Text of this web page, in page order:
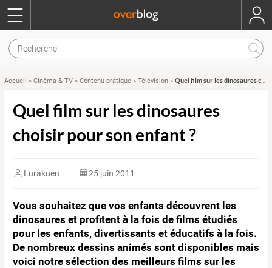
Accueil » Cinéma & TV » Contenu pratique » Télévision » Quel film sur les dinosaures choisir pour son enfant ?
Quel film sur les dinosaures
choisir pour son enfant ?
Lurakuen 25 juin 2011
Vous souhaitez que vos enfants découvrent les
dinosaures et profitent à la fois de films étudiés
pour les enfants, divertissants et éducatifs à la fois.
De nombreux dessins animés sont disponibles mais
voici notre sélection des meilleurs films sur les